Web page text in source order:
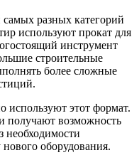
разных категорий
используют прокат для
инструмент
строительные
более сложные
используют этот формат.
получают возможность
необходимости
оборудования.